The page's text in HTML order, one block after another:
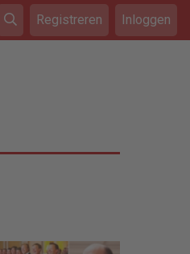
Registreren Inloggen